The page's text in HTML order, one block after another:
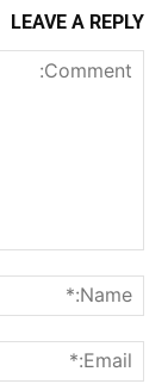
LEAVE A REPLY